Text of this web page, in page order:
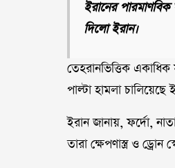
ইরানের পারমাণবিক
দিলো ইরান।
তেহরানভিত্তিক একাধিক
পাল্টা হামলা
ইরান জানায়, ফর্দো,
তারা ক্ষেপণাস্ত্র ও ড্রোন